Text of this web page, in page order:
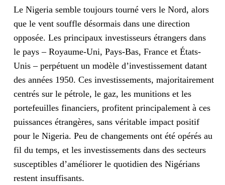
Le Nigeria semble toujours tourné vers le Nord, alors
que le vent souffle désormais dans une direction
opposée. Les principaux investisseurs étrangers dans
le pays – Royaume-Uni, Pays-Bas, France et États-
Unis – perpétuent un modèle d’investissement datant
des années 1950. Ces investissements, majoritairement
centrés sur le pétrole, le gaz, les munitions et les
portefeuilles financiers, profitent principalement à ces
puissances étrangères, sans véritable impact positif
pour le Nigeria. Peu de changements ont été opérés au
fil du temps, et les investissements dans des secteurs
susceptibles d’améliorer le quotidien des Nigérians
restent insuffisants.